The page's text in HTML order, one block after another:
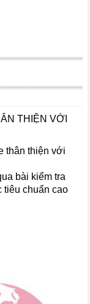
THIỆN VỚI
thân thiện với
bài kiểm tra
tiêu chuẩn cao